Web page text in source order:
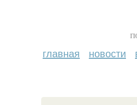
главная новости